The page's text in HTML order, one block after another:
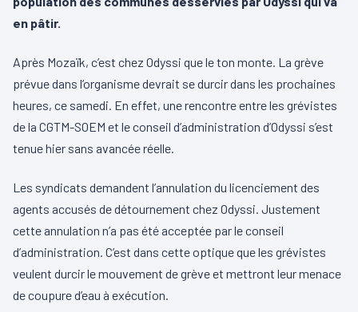
en pâtir.
Après Mozaïk, c’est chez Odyssi que le ton monte. La grève
prévue dans l’organisme devrait se durcir dans les prochaines
heures, ce samedi. En effet, une rencontre entre les grévistes
de la CGTM-SOEM et le conseil d’administration d’Odyssi s’est
tenue hier sans avancée réelle.
Les syndicats demandent l’annulation du licenciement des
agents accusés de détournement chez Odyssi. Justement
cette annulation n’a pas été acceptée par le conseil
d’administration. C’est dans cette optique que les grévistes
veulent durcir le mouvement de grève et mettront leur menace
de coupure d’eau à exécution.